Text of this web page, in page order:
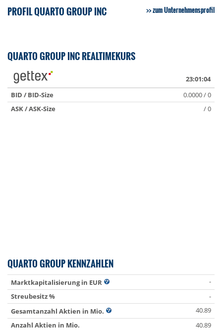
PROFIL QUARTO GROUP INC zum Unternehmensprofil
QUARTO GROUP INC REALTIMEKURS
23:01:04
BID / BID-Size
0.0000 / 0
ASK / ASK-Size
/ 0
QUARTO GROUP KENNZAHLEN
Marktkapitalisierung in EUR
-
Streubesitz %
-
Gesamtanzahl Aktien in Mio.
40.89
Anzahl Aktien in Mio.
40.89